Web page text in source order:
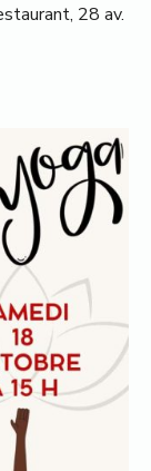
28 av.